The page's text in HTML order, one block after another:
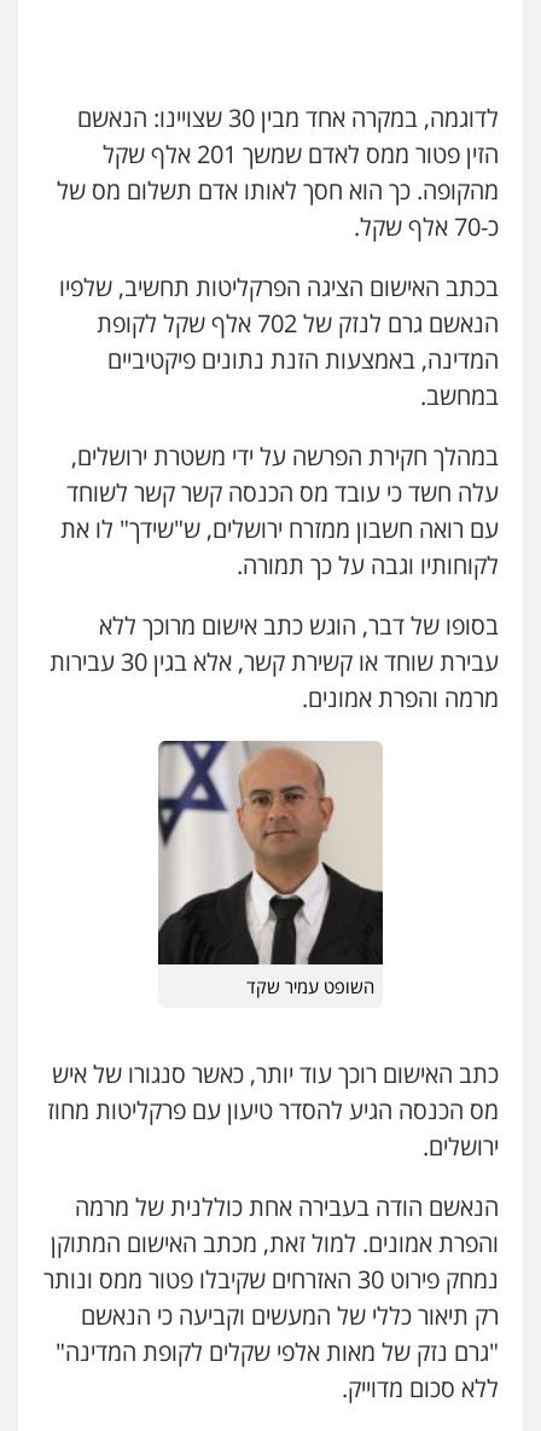
פלילי כלכלי צווארון לבן עורכי דין לענייני
אסירים
0549732303
שחר מנדלמן, שלומציון גבאי מנדלמן
– משרד עורכי דין
0505522334
עו"ד אלינור מתיתיה
עו"ד מוחמד סביחאת
פלילי תעבורה פשיעה כלכלית
0525077716
חנא בולוס – משרד עורכי דין
פלילי פשיעה חמורה צווארון לבן נזיקין
0546661544
עו"ד אשרף שחאדה
פשיעה חמורה מעצרים וחקירות
תעבורה
0549535659
רעות כהן – משרד עורכי דין
צווארון לבן אסירים
0506277425
פלילי פשיעה כלכלית תעבורה
0505643689
עו"ד יצחק איצקוביץ'
פלילי פשיעה חמורה צווארון לבן
0526655833
עו"ד חמאדה מסרי
תעבורה
0526631970
לדוגמה, במקרה אחד מבין 30 שצויינו: הנאשם
הזין פטור ממס לאדם שמשך 201 אלף שקל
מהקופה. כך הוא חסך לאותו אדם תשלום מס של
כ-70 אלף שקל.
בכתב האישום הציגה הפרקליטות תחשיב, שלפיו
הנאשם גרם לנזק של 702 אלף שקל לקופת
המדינה, באמצעות הזנת נתונים פיקטיביים
במחשב.
במהלך חקירת הפרשה על ידי משטרת ירושלים,
עלה חשד כי עובד מס הכנסה קשר קשר לשוחד
עם רואה חשבון ממזרח ירושלים, ש"שידך" לו את
לקוחותיו וגבה על כך תמורה.
בסופו של דבר, הוגש כתב אישום מרוכך ללא
עבירת שוחד או קשירת קשר, אלא בגין 30 עבירות
מרמה והפרת אמונים.
השופט עמיר שקד
כתב האישום רוכך עוד יותר, כאשר סנגורו של איש
מס הכנסה הגיע להסדר טיעון עם פרקליטות מחוז
ירושלים.
הנאשם הודה בעבירה אחת כוללנית של מרמה
והפרת אמונים. למול זאת, מכתב האישום המתוקן
נמחק פירוט 30 האזרחים שקיבלו פטור ממס ונותר
רק תיאור כללי של המעשים וקביעה כי הנאשם
"גרם נזק של מאות אלפי שקלים לקופת המדינה"
ללא סכום מדוייק.
עו"ד תמיר סולומון
פלילי